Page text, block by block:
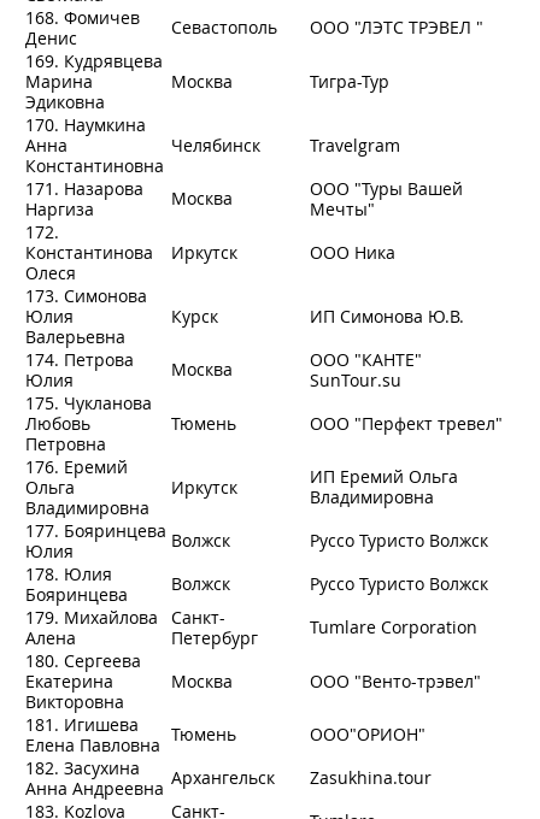
168. Фомичев
Денис
Севастополь
ООО "ЛЭТС ТРЭВЕЛ "
169. Кудрявцева
Марина
Эдиковна
Москва
Тигра-Тур
170. Наумкина
Анна
Константиновна
Челябинск
Travelgram
171. Назарова
Наргиза
Москва
ООО "Туры Вашей
Мечты"
172.
Константинова
Олеся
Иркутск
ООО Ника
173. Симонова
Юлия
Валерьевна
Курск
ИП Симонова Ю.В.
174. Петрова
Юлия
Москва
ООО "КАНТЕ"
SunTour.su
175. Чукланова
Любовь
Петровна
Тюмень
ООО "Перфект тревел"
176. Еремий
Ольга
Владимировна
Иркутск
ИП Еремий Ольга
Владимировна
177. Бояринцева
Юлия
Волжск
Руссо Туристо Волжск
178. Юлия
Бояринцева
Волжск
Руссо Туристо Волжск
179. Михайлова
Алена
Санкт-
Петербург
Tumlare Corporation
180. Сергеева
Екатерина
Викторовна
Москва
ООО "Венто-трэвел"
181. Игишева
Елена Павловна Тюмень
OOO"ОРИОН"
182. Засухина
Анна Андреевна Архангельск
Zasukhina.tour
183. Kozlova
Санкт-